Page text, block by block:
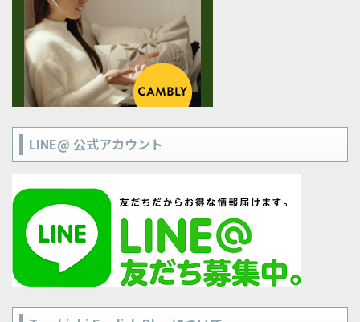
LINE@ 公式アカウント